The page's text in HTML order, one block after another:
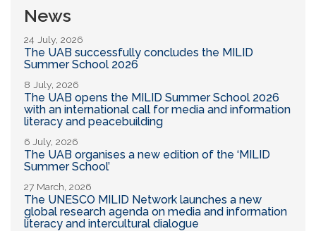
News
24 July, 2026
The UAB successfully concludes the MILID
Summer School 2026
8 July, 2026
The UAB opens the MILID Summer School 2026
with an international call for media and information
literacy and peacebuilding
6 July, 2026
The UAB organises a new edition of the ‘MILID
Summer School’
27 March, 2026
The UNESCO MILID Network launches a new
global research agenda on media and information
literacy and intercultural dialogue